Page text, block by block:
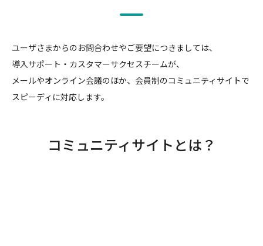
ユーザさまからのお問合わせやご要望につきましては、
導入サポート・カスタマーサクセスチームが、
メールやオンライン会議のほか、会員制のコミュニティサイトで
スピーディに対応します。
コミュニティサイトとは？